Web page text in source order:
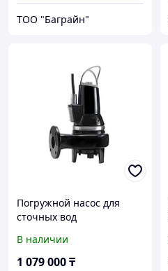
ТОО "Баграйн"
Погружной насос для
сточных вод
(96104129)
В наличии
1 079 000₸